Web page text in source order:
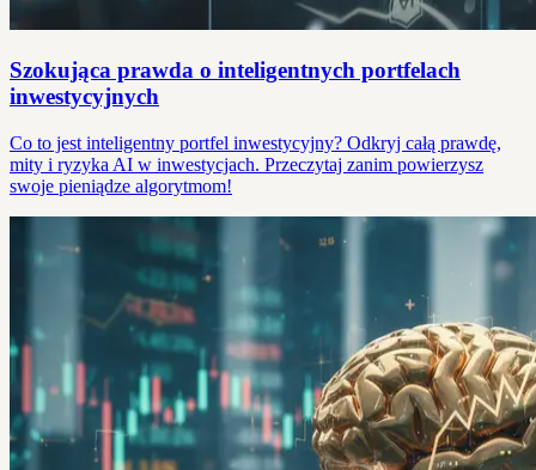
Szokująca prawda o inteligentnych portfelach
inwestycyjnych
Co to jest inteligentny portfel inwestycyjny? Odkryj całą prawdę,
mity i ryzyka AI w inwestycjach. Przeczytaj zanim powierzysz
swoje pieniądze algorytmom!